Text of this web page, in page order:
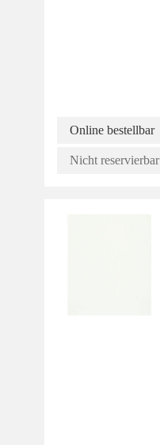
Online bestellbar
Nicht reservierbar